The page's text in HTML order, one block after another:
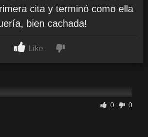
cita y terminó como ella
bien cachada!
Like
0 0